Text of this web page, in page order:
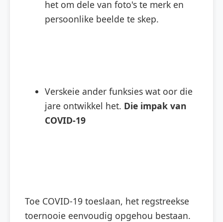
het om dele van foto's te merk en
persoonlike beelde te skep.
Verskeie ander funksies wat oor die
jare ontwikkel het. Die impak van
COVID-19
Toe COVID-19 toeslaan, het regstreekse
toernooie eenvoudig opgehou bestaan.